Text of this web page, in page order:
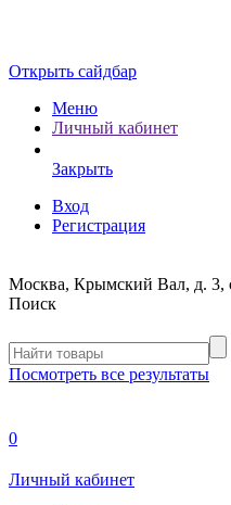
Открыть сайдбар
Меню
Личный кабинет
Закрыть
Вход
Регистрация
Москва, Крымский Вал, д. 3,
Поиск
Посмотреть все результаты
0
Личный кабинет